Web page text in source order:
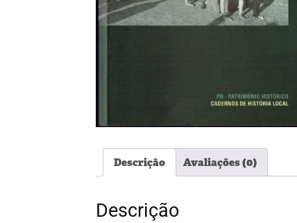
Descrição Avaliações (0)
Descrição